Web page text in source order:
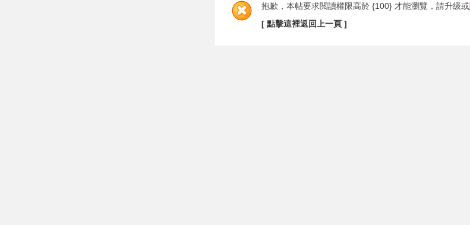
抱歉，本帖要求閲讀權限高於 {100} 才能瀏覽，請升级或
[ 點擊這裡返回上一頁 ]